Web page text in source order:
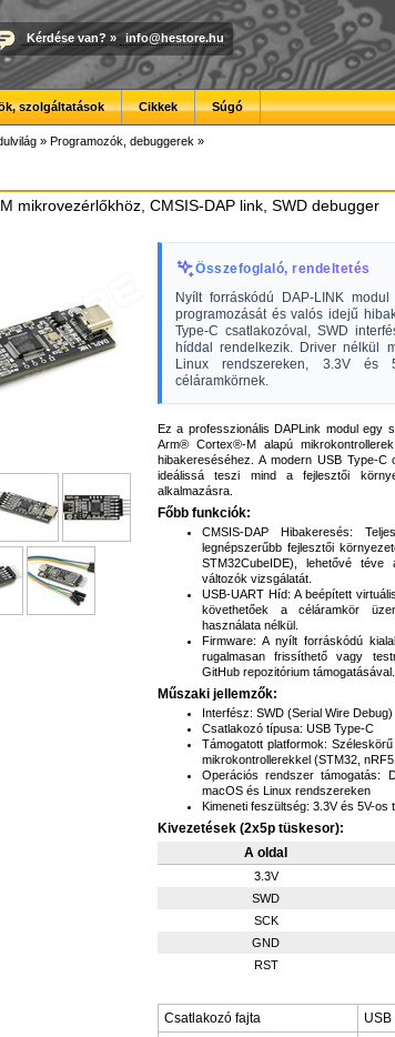
Kérdése van? » info@hestore.hu
szolgáltatások Cikkek Súgó
» Programozók, debuggerek »
mikrovezérlőkhöz, CMSIS-DAP link, SWD debugger
Összefoglaló, rendeltetés
Nyílt forráskódú DAP-LINK
programozását és valós idejű
Type-C csatlakozóval, SWD
híddal rendelkezik. Driver nélkül
Linux rendszereken, 3.3V és
céláramkörnek.
Ez a professzionális DAPLink modul egy
Arm® Cortex®-M alapú
hibakereséséhez. A modern USB Type-
ideálissá teszi mind a fejlesztői
alkalmazásra.
Főbb funkciók:
CMSIS-DAP Hibakeresés:
legnépszerűbb fejlesztői
STM32CubeIDE), lehetővé
változók vizsgálatát.
USB-UART Híd: A beépített
követhetőek a céláramkör
használata nélkül.
Firmware: A nyílt forráskódú
rugalmasan frissíthető vagy
GitHub repozitórium támogatásával.
Műszaki jellemzők:
Interfész: SWD (Serial Wire
Csatlakozó típusa: USB Type-C
Támogatott platformok:
mikrokontrollerekkel (STM32,
Operációs rendszer támogatás:
macOS és Linux rendszereken
Kimeneti feszültség: 3.3V és 5V-
Kivezetések (2x5p tüskesor):
A oldal
3.3V
SWD
SCK
GND
RST
Csatlakozó fajta
USB